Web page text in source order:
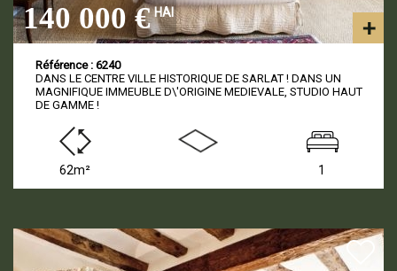
140 000 € HAI
Référence : 6240
DANS LE CENTRE VILLE HISTORIQUE DE SARLAT ! DANS UN
MAGNIFIQUE IMMEUBLE D\'ORIGINE MEDIEVALE, STUDIO HAUT
DE GAMME !
62m² 1